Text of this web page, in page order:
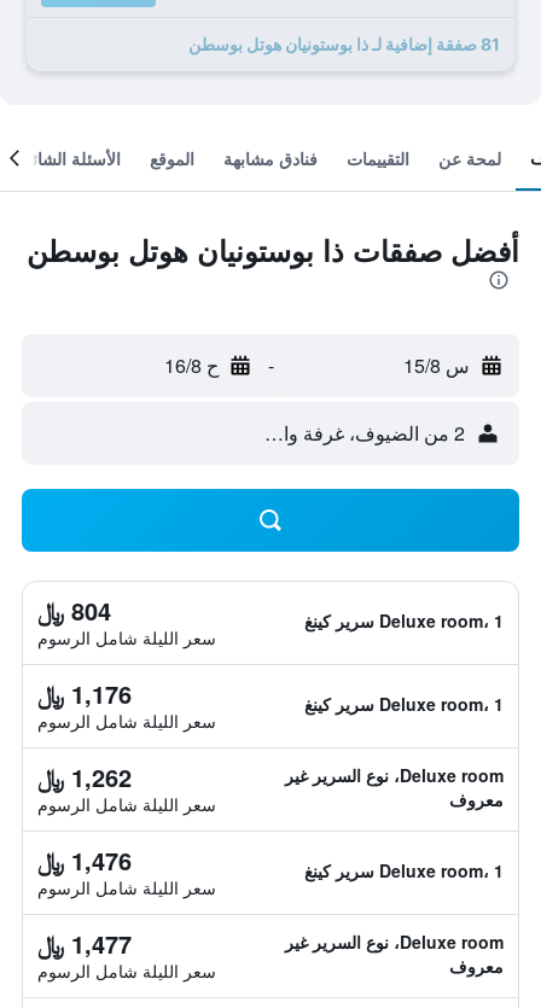
81 صفقة إضافية لـ ذا بوستونيان هوتل بوسطن
لمحة عن التقييمات فنادق مشابهة الموقع الأسئلة الشائعة
أفضل صفقات ذا بوستونيان هوتل بوسطن
س 15/8 - ح 16/8
2 من الضيوف، غرفة واحدة
Deluxe room، 1 سرير كينغ 804 ﷼
سعر الليلة شامل الرسوم
Deluxe room، 1 سرير كينغ 1,176 ﷼
سعر الليلة شامل الرسوم
Deluxe room، نوع السرير غير
معروف
1,262 ﷼
سعر الليلة شامل الرسوم
Deluxe room، 1 سرير كينغ 1,476 ﷼
سعر الليلة شامل الرسوم
Deluxe room، نوع السرير غير
معروف
1,477 ﷼
سعر الليلة شامل الرسوم